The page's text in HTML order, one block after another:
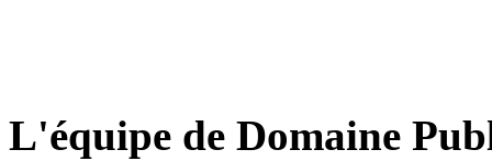
L'équipe de Domaine